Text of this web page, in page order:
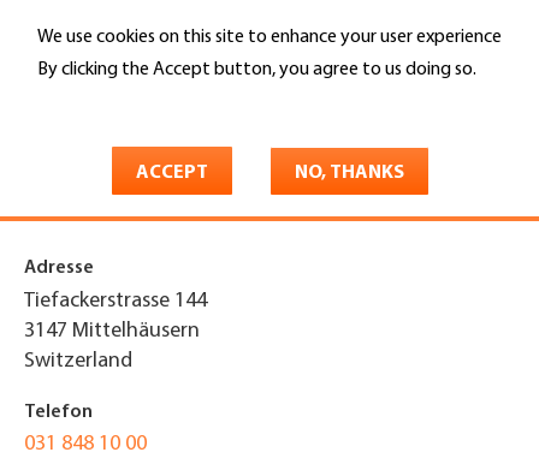
We use cookies on this site to enhance your user experience
By clicking the Accept button, you agree to us doing so.
ACCEPT NO, THANKS
main
Search
energy unlimited AG
Adresse
Tiefackerstrasse 144
3147 Mittelhäusern
Switzerland
Telefon
031 848 10 00